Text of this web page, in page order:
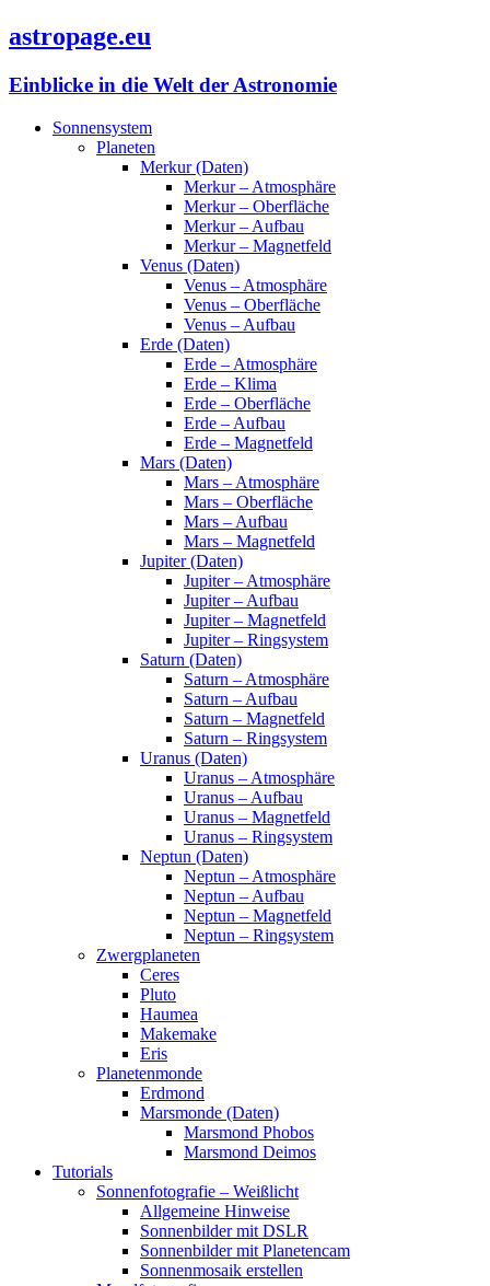
astropage.eu
Einblicke in die Welt der Astronomie
Sonnensystem
Planeten
Merkur (Daten)
Merkur – Atmosphäre
Merkur – Oberfläche
Merkur – Aufbau
Merkur – Magnetfeld
Venus (Daten)
Venus – Atmosphäre
Venus – Oberfläche
Venus – Aufbau
Erde (Daten)
Erde – Atmosphäre
Erde – Klima
Erde – Oberfläche
Erde – Aufbau
Erde – Magnetfeld
Mars (Daten)
Mars – Atmosphäre
Mars – Oberfläche
Mars – Aufbau
Mars – Magnetfeld
Jupiter (Daten)
Jupiter – Atmosphäre
Jupiter – Aufbau
Jupiter – Magnetfeld
Jupiter – Ringsystem
Saturn (Daten)
Saturn – Atmosphäre
Saturn – Aufbau
Saturn – Magnetfeld
Saturn – Ringsystem
Uranus (Daten)
Uranus – Atmosphäre
Uranus – Aufbau
Uranus – Magnetfeld
Uranus – Ringsystem
Neptun (Daten)
Neptun – Atmosphäre
Neptun – Aufbau
Neptun – Magnetfeld
Neptun – Ringsystem
Zwergplaneten
Ceres
Pluto
Haumea
Makemake
Eris
Planetenmonde
Erdmond
Marsmonde (Daten)
Marsmond Phobos
Marsmond Deimos
Tutorials
Sonnenfotografie – Weißlicht
Allgemeine Hinweise
Sonnenbilder mit DSLR
Sonnenbilder mit Planetencam
Sonnenmosaik erstellen